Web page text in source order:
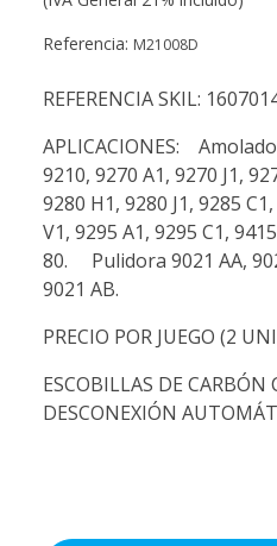
Referencia: M21008D
REFERENCIA SKIL:
APLICACIONES:
9210, 9270 A1, 9270 J1,
9280 H1, 9280 J1, 9285
V1, 9295 A1, 9295 C1,
80. Pulidora 9021 AA,
9021 AB.
PRECIO POR JUEGO (2
ESCOBILLAS DE
DESCONEXIÓN